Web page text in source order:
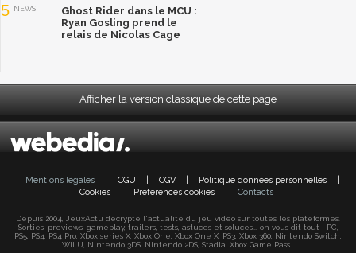
5 NEWS
Ghost Rider dans le MCU :
Ryan Gosling prend le
relais de Nicolas Cage
Afficher la version classique de cette page
Mentions légales CGU CGV Politique données personnelles
Cookies
Préférences cookies Contacts
Depuis 2004, JeuxActu décrypte l'actualité du jeu vidéo sur toutes les plateformes.
Sorties, previews, gameplay, trailers, tests, astuces et soluces... on vous dit tout ! PC,
PS5, PS4, PS4 Pro, Xbox series X, Xbox One, Xbox One X, PS3, Xbox 360, Nintendo Switch,
Wii U, Nintendo 3DS, Nintendo 2DS, Stadia, Xbox Game Pass...